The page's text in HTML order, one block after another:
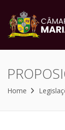
Home